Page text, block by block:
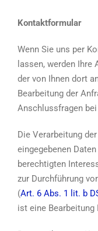
Kontaktformular
Wenn Sie uns per
lassen, werden
der von Ihnen dort
Bearbeitung der
Anschlussfragen
Die Verarbeitung
eingegebenen
berechtigten
zur Durchführung
(Art. 6 Abs. 1 lit. b
ist eine